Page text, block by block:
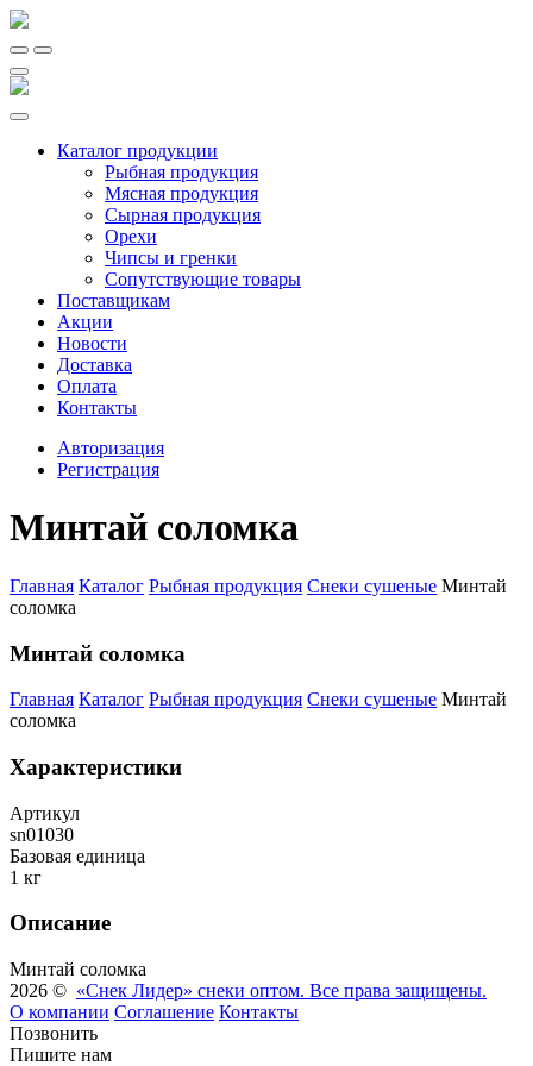
Каталог продукции
Рыбная продукция
Мясная продукция
Сырная продукция
Орехи
Чипсы и гренки
Сопутствующие товары
Поставщикам
Акции
Новости
Доставка
Оплата
Контакты
Авторизация
Регистрация
Минтай соломка
Главная Каталог Рыбная продукция Снеки сушеные Минтай
соломка
Минтай соломка
Главная Каталог Рыбная продукция Снеки сушеные Минтай
соломка
Характеристики
Артикул
sn01030
Базовая единица
1 кг
Описание
Минтай соломка
2026 © «Снек Лидер» снеки оптом. Все права защищены.
О компании Соглашение Контакты
Позвонить
Пишите нам